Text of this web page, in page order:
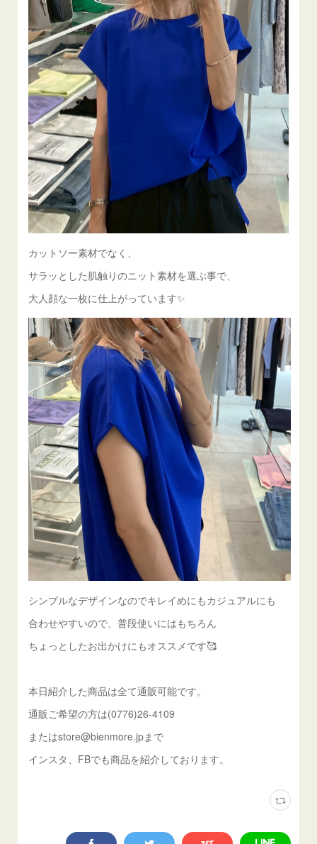
カットソー素材でなく、
サラッとした肌触りのニット素材を選ぶ事で、
大人顔な一枚に仕上がっています✨
シンプルなデザインなのでキレイめにもカジュアルにも
合わせやすいので、普段使いにはもちろん
ちょっとしたお出かけにもオススメです🥰
本日紹介した商品は全て通販可能です。
通販ご希望の方は(0776)26-4109
またはstore@bienmore.jpまで
インスタ、FBでも商品を紹介しております。